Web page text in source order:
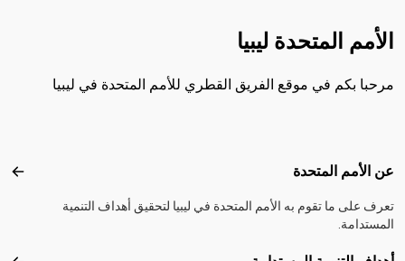
الأمم المتحدة ليبيا
مرحبا بكم في موقع الفريق القطري للأمم المتحدة في ليبيا
Footer menu
عن الأمم المتحدة عن
تعرف على ما تقوم به الأمم المتحدة في ليبيا لتحقيق أهداف التنمية
المستدامة.